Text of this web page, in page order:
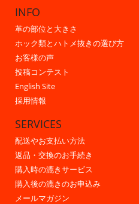
INFO
革の部位と大きさ
ホック類とハトメ抜きの選び方
お客様の声
投稿コンテスト
English Site
採用情報
SERVICES
配送やお支払い方法
返品・交換のお手続き
購入時の漉きサービス
購入後の漉きのお申込み
メールマガジン